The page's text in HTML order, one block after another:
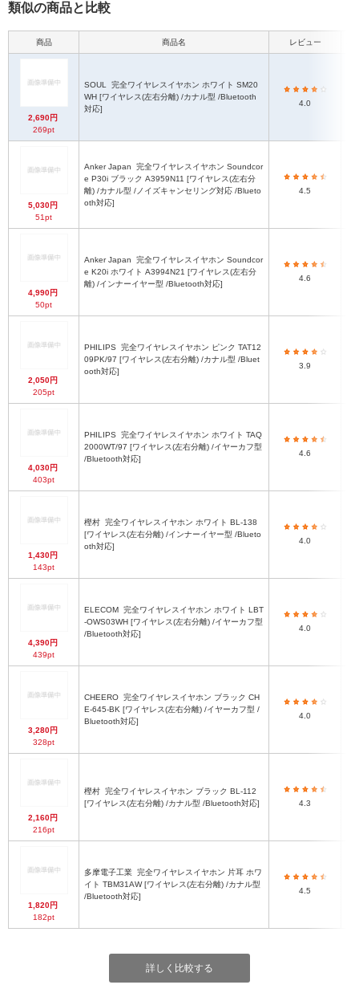
類似の商品と比較
商品 商品名 レビュー
2,690円
269pt
SOUL
WH [ワイヤレス(左右分離) /カナル型 /Bluetooth
対応]
4.0
5,030円
51pt
Anker Japan
e P30i ブラック A3959N11 [ワイヤレス(左右分
離) /カナル型 /ノイズキャンセリング対応 /Blueto
oth対応]
4.5
4,990円
50pt
Anker Japan
e K20i ホワイト A3994N21 [ワイヤレス(左右分
離) /インナーイヤー型 /Bluetooth対応]
4.6
2,050円
205pt
PHILIPS
09PK/97 [ワイヤレス(左右分離) /カナル型 /Bluet
ooth対応]
3.9
4,030円
403pt
PHILIPS
2000WT/97 [ワイヤレス(左右分離) /イヤーカフ型
/Bluetooth対応]
4.6
1,430円
143pt
樫村
[ワイヤレス(左右分離) /インナーイヤー型 /Blueto
oth対応]
4.0
4,390円
439pt
ELECOM
-OWS03WH [ワイヤレス(左右分離) /イヤーカフ型
/Bluetooth対応]
4.0
3,280円
328pt
CHEERO
E-645-BK [ワイヤレス(左右分離) /イヤーカフ型 /
Bluetooth対応]
4.0
2,160円
216pt
樫村
[ワイヤレス(左右分離) /カナル型 /Bluetooth対応]
4.3
1,820円
182pt
多摩電子工業
イト TBM31AW [ワイヤレス(左右分離) /カナル型
/Bluetooth対応]
4.5
詳しく比較する